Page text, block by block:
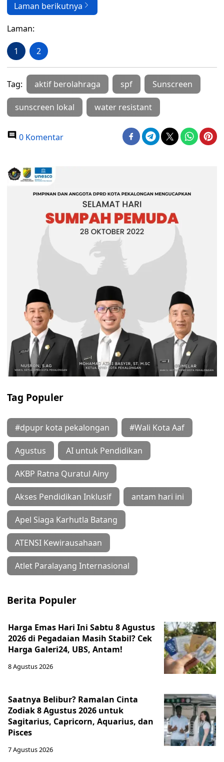
Laman berikutnya
Laman:
1 2
Tag: aktif berolahraga spf Sunscreen
sunscreen lokal water resistant
0 Komentar
Tag Populer
#dpupr kota pekalongan #Wali Kota Aaf
Agustus AI untuk Pendidikan
AKBP Ratna Quratul Ainy
Akses Pendidikan Inklusif antam hari ini
Apel Siaga Karhutla Batang
ATENSI Kewirausahaan
Atlet Paralayang Internasional
Berita Populer
Harga Emas Hari Ini Sabtu 8 Agustus
2026 di Pegadaian Masih Stabil? Cek
Harga Galeri24, UBS, Antam!
8 Agustus 2026
Saatnya Belibur? Ramalan Cinta
Zodiak 8 Agustus 2026 untuk
Sagitarius, Capricorn, Aquarius, dan
Pisces
7 Agustus 2026